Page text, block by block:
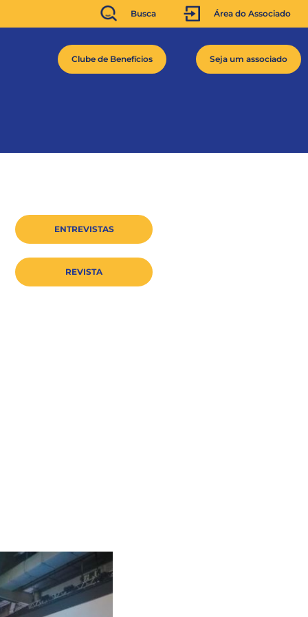
Busca Área do Associado
Clube de Benefícios Seja um associado
ENTREVISTAS
REVISTA